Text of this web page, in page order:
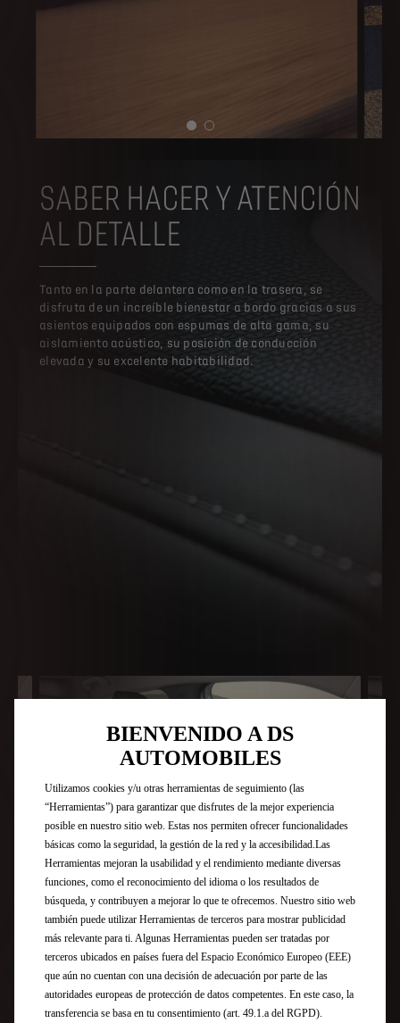
SABER HACER Y ATENCIÓN
AL DETALLE
Tanto en la parte delantera como en la trasera, se
disfruta de un increíble bienestar a bordo gracias a sus
asientos equipados con espumas de alta gama, su
aislamiento acústico, su posición de conducción
elevada y su excelente habitabilidad.
LA SUTILEZA DEL INTERIOR DE CUERO GRANULADO BASALT
BIENVENIDO A DS
AUTOMOBILES
Utilizamos cookies y/u otras herramientas de seguimiento (las
“Herramientas”) para garantizar que disfrutes de la mejor experiencia
posible en nuestro sitio web. Estas nos permiten ofrecer funcionalidades
básicas como la seguridad, la gestión de la red y la accesibilidad.Las
Herramientas mejoran la usabilidad y el rendimiento mediante diversas
funciones, como el reconocimiento del idioma o los resultados de
búsqueda, y contribuyen a mejorar lo que te ofrecemos. Nuestro sitio web
también puede utilizar Herramientas de terceros para mostrar publicidad
más relevante para ti. Algunas Herramientas pueden ser tratadas por
terceros ubicados en países fuera del Espacio Económico Europeo (EEE)
que aún no cuentan con una decisión de adecuación por parte de las
autoridades europeas de protección de datos competentes. En este caso, la
transferencia se basa en tu consentimiento (art. 49.1.a del RGPD).